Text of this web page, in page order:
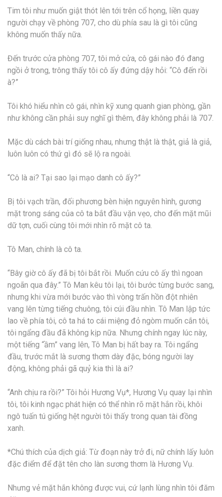
Tim tôi như muốn giật thót lên tới trên cổ họng, liền quay
người chạy về phòng 707, cho dù phía sau là gì tôi cũng
không muốn thấy nữa.
Đến trước cửa phòng 707, tôi mở cửa, cô gái nào đó đang
ngồi ở trong, trông thấy tôi cô ấy đứng dậy hỏi: “Cô đến rồi
à?”
Tôi khó hiểu nhìn cô gái, nhìn kỹ xung quanh gian phòng, gần
như không cần phải suy nghĩ gì thêm, đây không phải là 707.
Mặc dù cách bài trí giống nhau, nhưng thật là thật, giả là giả,
luôn luôn có thứ gì đó sẽ lộ ra ngoài.
“Cô là ai? Tại sao lại mạo danh cô ấy?”
Bị tôi vạch trần, đối phương bèn hiện nguyên hình, gương
mặt trong sáng của cô ta bắt đầu vặn vẹo, cho đến mặt mũi
dữ tợn, cuối cùng tôi mới nhìn rõ mặt cô ta.
Tô Man, chính là cô ta.
“Bây giờ cô ấy đã bị tôi bắt rồi. Muốn cứu cô ấy thì ngoan
ngoãn qua đây.” Tô Man kêu tôi lại, tôi bước từng bước sang,
nhưng khi vừa mới bước vào thì vòng trấn hồn đột nhiên
vang lên từng tiếng chuông, tôi cúi đầu nhìn. Tô Man lập tức
lao về phía tôi, cô ta há to cái miệng đỏ ngòm muốn cắn tôi,
tôi ngẩng đầu đã không kịp nữa. Nhưng chính ngay lúc này,
một tiếng “ầm” vang lên, Tô Man bị hất bay ra. Tôi ngẩng
đầu, trước mắt là sương thơm dày đặc, bóng người lay
động, không phải gã quỷ kia thì là ai?
“Anh chịu ra rồi?” Tôi hỏi Hương Vụ*, Hương Vụ quay lại nhìn
tôi, tôi kinh ngạc phát hiện có thể nhìn rõ mặt hắn rồi, khôi
ngô tuấn tú giống hệt người tôi thấy trong quan tài đồng
xanh.
*Chú thích của dịch giả: Từ đoạn này trở đi, nữ chính lấy luôn
đặc điểm để đặt tên cho làn sương thơm là Hương Vụ.
Nhưng vẻ mặt hắn không được vui, cứ lạnh lùng nhìn tôi đăm